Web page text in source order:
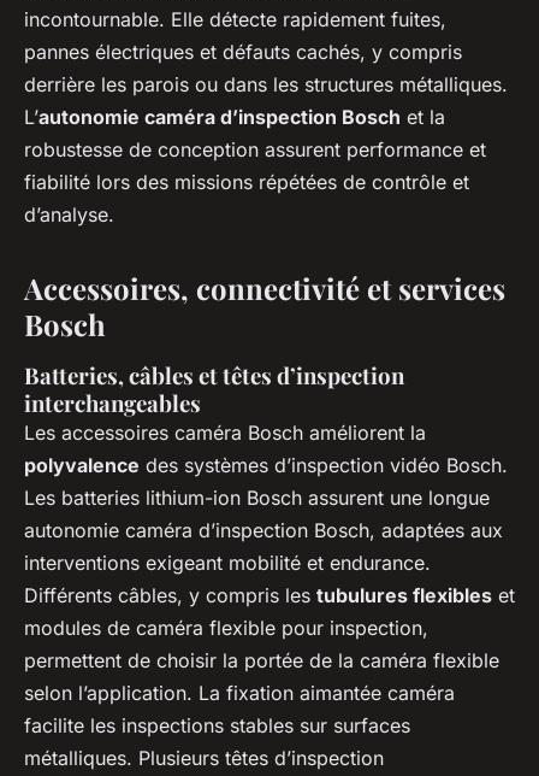
incontournable. Elle détecte rapidement fuites,
pannes électriques et défauts cachés, y compris
derrière les parois ou dans les structures métalliques.
L’autonomie caméra d’inspection Bosch et la
robustesse de conception assurent performance et
fiabilité lors des missions répétées de contrôle et
d’analyse.
Accessoires, connectivité et services
Bosch
Batteries, câbles et têtes d’inspection
interchangeables
Les accessoires caméra Bosch améliorent la
polyvalence des systèmes d’inspection vidéo Bosch.
Les batteries lithium-ion Bosch assurent une longue
autonomie caméra d’inspection Bosch, adaptées aux
interventions exigeant mobilité et endurance.
Différents câbles, y compris les tubulures flexibles et
modules de caméra flexible pour inspection,
permettent de choisir la portée de la caméra flexible
selon l’application. La fixation aimantée caméra
facilite les inspections stables sur surfaces
métalliques. Plusieurs têtes d’inspection